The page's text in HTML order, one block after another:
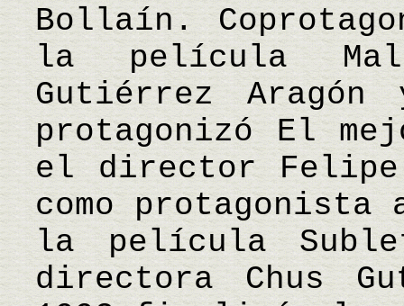
Bollaín.
la película
Gutiérrez
protagonizó El
el director Felipe
como protagonista
la película
directora Chus